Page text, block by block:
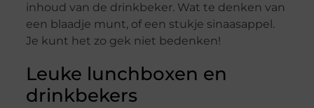
inhoud van de drinkbeker. Wat te denken van
een blaadje munt, of een stukje sinaasappel.
Je kunt het zo gek niet bedenken!
Leuke lunchboxen en
drinkbekers